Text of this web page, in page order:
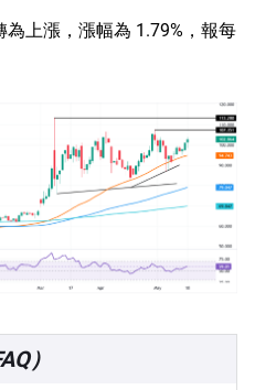
上漲，漲幅為 1.79%，報每
）